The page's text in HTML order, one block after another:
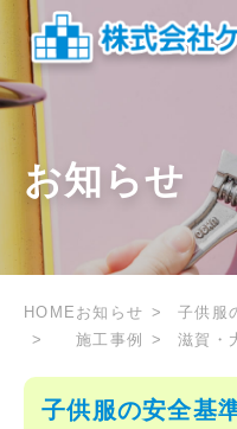
お知らせ
HOME お知らせ
施工事例
子供服
滋賀・
子供服の安全基